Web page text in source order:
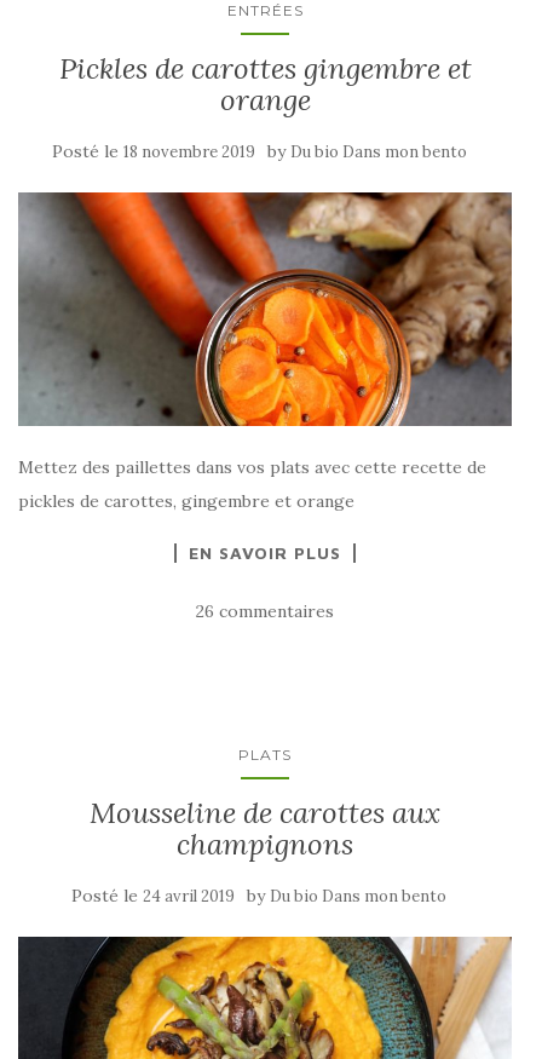
ENTRÉES
Pickles de carottes gingembre et
orange
Posté le 18 novembre 2019 by Du bio Dans mon bento
Mettez des paillettes dans vos plats avec cette recette de
pickles de carottes, gingembre et orange
EN SAVOIR PLUS
26 commentaires
PLATS
Mousseline de carottes aux
champignons
Posté le 24 avril 2019 by Du bio Dans mon bento